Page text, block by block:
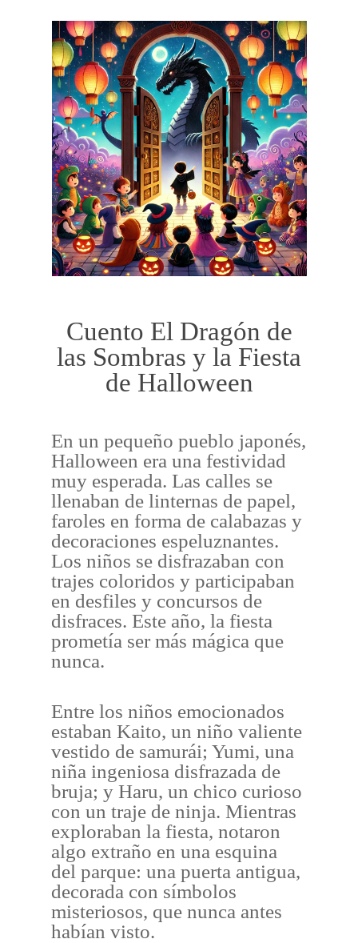
Cuento El Dragón de
las Sombras y la Fiesta
de Halloween
En un pequeño pueblo japonés,
Halloween era una festividad
muy esperada. Las calles se
llenaban de linternas de papel,
faroles en forma de calabazas y
decoraciones espeluznantes.
Los niños se disfrazaban con
trajes coloridos y participaban
en desfiles y concursos de
disfraces. Este año, la fiesta
prometía ser más mágica que
nunca.
Entre los niños emocionados
estaban Kaito, un niño valiente
vestido de samurái; Yumi, una
niña ingeniosa disfrazada de
bruja; y Haru, un chico curioso
con un traje de ninja. Mientras
exploraban la fiesta, notaron
algo extraño en una esquina
del parque: una puerta antigua,
decorada con símbolos
misteriosos, que nunca antes
habían visto.